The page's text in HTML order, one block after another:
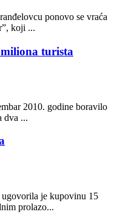
ponovo se vraća
koji ...
turista
2010. godine boravilo
dva ...
je kupovinu 15
prolazo...